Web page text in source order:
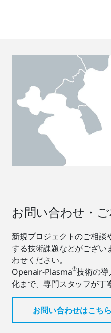
お問い合わせ・
新規プロジェクトのご相談
する技術課題などがござい
わせください。
Openair-Plasma®技術の導
化まで、専門スタッフが丁
お問い合わせはこちら